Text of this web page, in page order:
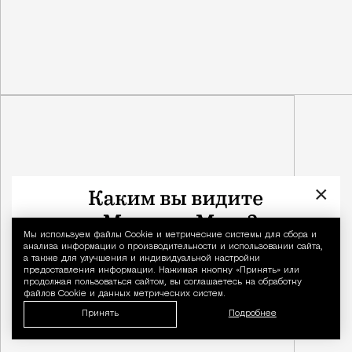
Уведомление
Мы используем файлы Сookie и метрические системы для сбора и
анализа информации о производительности и использовании сайта,
а также для улучшения и индивидуальной настройки
предоставления информации. Нажимая кнопку «Принять» или
продолжая пользоваться сайтом, вы соглашаетесь на обработку
файлов Cookie и данных метрических систем.
Принять Подробнее
×